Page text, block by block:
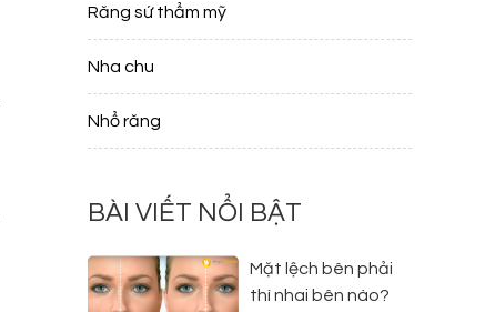
Răng sứ thẩm mỹ
Nha chu
Nhổ răng
BÀI VIẾT NỔI BẬT
Mặt lệch bên phải
thì nhai bên nào?